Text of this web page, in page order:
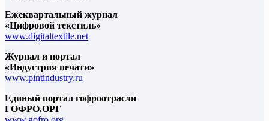
Ежеквартальный журнал
«Цифровой текстиль»
www.digitaltextile.net
Журнал и портал
«Индустрия печати»
www.pintindustry.ru
Единый портал гофроотрасли
ГОФРО.ОРГ